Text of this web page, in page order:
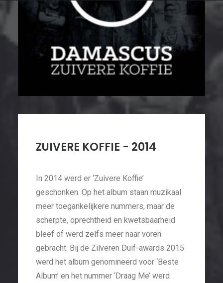
ZUIVERE KOFFIE - 2014
In 2014 werd er ‘Zuivere Koffie’
geschonken. Op het album staan muzikaal
meer toegankelijkere nummers, maar de
scherpte, oprechtheid en kwetsbaarheid
bleef of werd zelfs meer naar voren
gebracht. Bij de Zilveren Duif-awards 2015
werd het album genomineerd voor ‘Beste
Album’ en het nummer ‘Draag Me’ werd